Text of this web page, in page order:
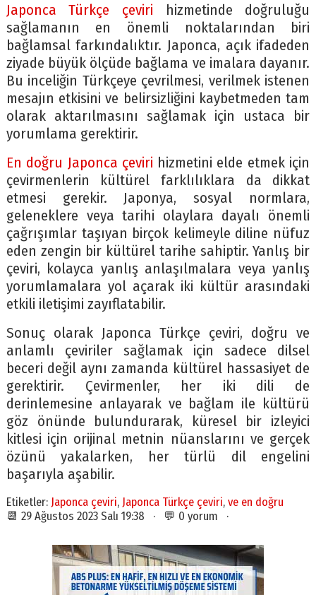
Japonca Türkçe çeviri hizmetinde doğruluğu
sağlamanın en önemli noktalarından biri
bağlamsal farkındalıktır. Japonca, açık ifadeden
ziyade büyük ölçüde bağlama ve imalara dayanır.
Bu inceliğin Türkçeye çevrilmesi, verilmek istenen
mesajın etkisini ve belirsizliğini kaybetmeden tam
olarak aktarılmasını sağlamak için ustaca bir
yorumlama gerektirir.
En doğru Japonca çeviri hizmetini elde etmek için
çevirmenlerin kültürel farklılıklara da dikkat
etmesi gerekir. Japonya, sosyal normlara,
geleneklere veya tarihi olaylara dayalı önemli
çağrışımlar taşıyan birçok kelimeyle diline nüfuz
eden zengin bir kültürel tarihe sahiptir. Yanlış bir
çeviri, kolayca yanlış anlaşılmalara veya yanlış
yorumlamalara yol açarak iki kültür arasındaki
etkili iletişimi zayıflatabilir.
Sonuç olarak Japonca Türkçe çeviri, doğru ve
anlamlı çeviriler sağlamak için sadece dilsel
beceri değil aynı zamanda kültürel hassasiyet de
gerektirir. Çevirmenler, her iki dili de
derinlemesine anlayarak ve bağlam ile kültürü
göz önünde bulundurarak, küresel bir izleyici
kitlesi için orijinal metnin nüanslarını ve gerçek
özünü yakalarken, her türlü dil engelini
başarıyla aşabilir.
Etiketler: Japonca çeviri, Japonca Türkçe çeviri, ve en doğru
📆 29 Ağustos 2023 Salı 19:38 · 💬 0 yorum ·